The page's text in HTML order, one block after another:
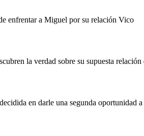
enfrentar a Miguel por su relación Vico
la verdad sobre su supuesta relación
en darle una segunda oportunidad a